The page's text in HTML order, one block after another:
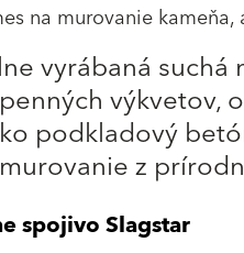
na murovanie
vyrábaná
výkvetov,
podkladový
z
spojivo Slagstar